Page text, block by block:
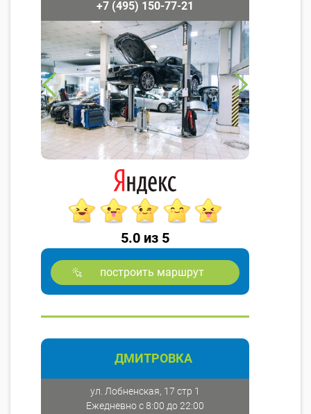
+7 (495) 150-77-21
5.0 из 5
построить маршрут
ДМИТРОВКА
ул. Лобненская, 17 стр 1
Ежедневно с 8:00 до 22:00